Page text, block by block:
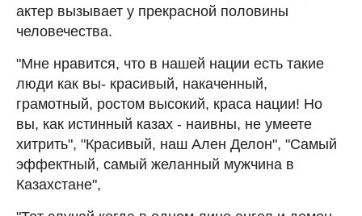
актер вызывает у прекрасной половины
человечества.
"Мне нравится, что в нашей нации есть такие
люди как вы- красивый, накаченный,
грамотный, ростом высокий, краса нации! Но
вы, как истинный казах - наивны, не умеете
хитрить", "Красивый, наш Ален Делон", "Самый
эффектный, самый желанный мужчина в
Казахстане",